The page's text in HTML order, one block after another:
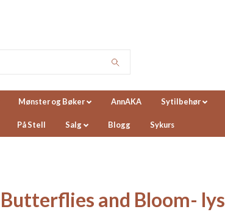
Mønster og Bøker AnnAKA Sytilbehør
På Stell Salg Blogg Sykurs
Butterflies and Bloom- lys